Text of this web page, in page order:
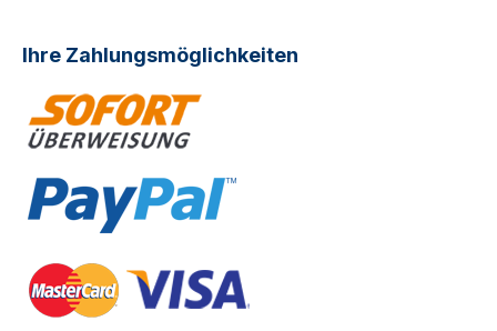
Ihre Zahlungsmöglichkeiten